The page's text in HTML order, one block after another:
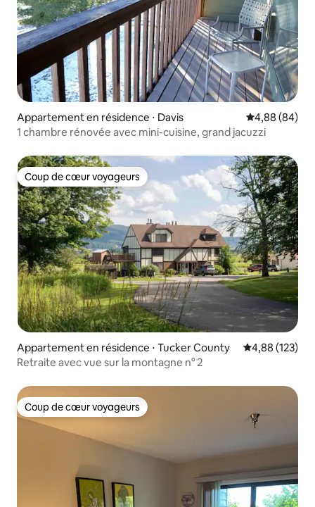
Appartement en résidence ⋅ Davis Évaluation
4,88 (84)
1 chambre rénovée avec mini-cuisine, grand jacuzzi
Coup de cœur voyageurs
Coup de cœur voyageurs
Appartement en résidence ⋅ Tucker County Évaluation
4,88 (123)
Retraite avec vue sur la montagne n° 2
Coup de cœur voyageurs
Coup de cœur voyageurs